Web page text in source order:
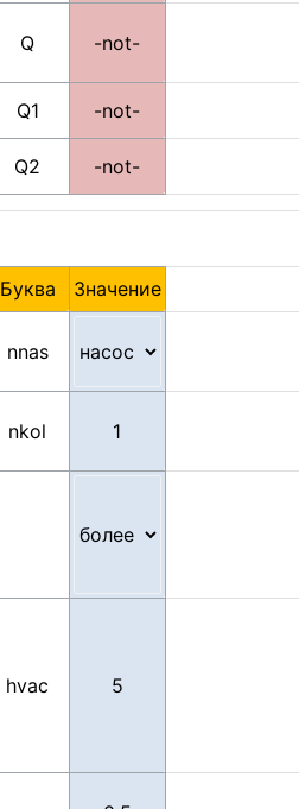
Q -not-
Q1
-not-
Q2 -not-
Буква
Значение
nnas
nkol
hvac